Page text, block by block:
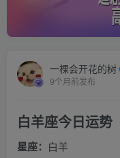
一棵会开花的树
9个月前发布
白羊座今日运势
星座： 白羊